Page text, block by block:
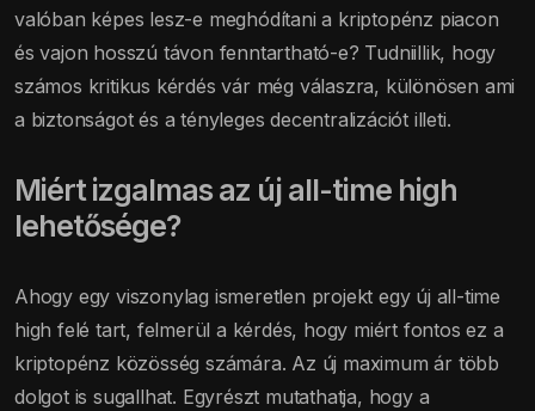
valóban képes lesz-e meghódítani a kriptopénz piacon
és vajon hosszú távon fenntartható-e? Tudniillik, hogy
számos kritikus kérdés vár még válaszra, különösen ami
a biztonságot és a tényleges decentralizációt illeti.
Miért izgalmas az új all-time high
lehetősége?
Ahogy egy viszonylag ismeretlen projekt egy új all-time
high felé tart, felmerül a kérdés, hogy miért fontos ez a
kriptopénz közösség számára. Az új maximum ár több
dolgot is sugallhat. Egyrészt mutathatja, hogy a